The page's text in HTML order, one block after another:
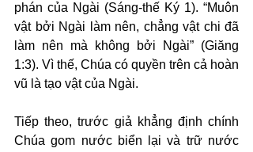
phán của Ngài (Sáng-thế Ký 1). “Muôn
vật bởi Ngài làm nên, chẳng vật chi đã
làm nên mà không bởi Ngài” (Giăng
1:3). Vì thế, Chúa có quyền trên cả hoàn
vũ là tạo vật của Ngài.
Tiếp theo, trước giả khẳng định chính
Chúa gom nước biển lại và trữ nước